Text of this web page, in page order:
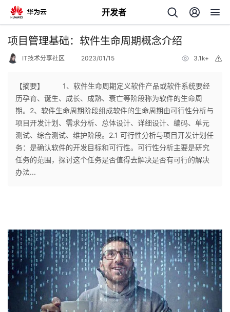
开发者
返
个
人
主
我
的
者
我
的
我
项目管理基础：软件生命周期概念介绍
IT技术分享社区 2023/01/15 3.1k+
【摘要】 ​ 1、软件生命周期定义软件产品或软件系统要经
历孕育、诞生、成长、成熟、衰亡等阶段称为软件的生命周
期。2、软件生命周期阶段组成软件的生命周期由可行性分析与
项目开发计划、需求分析、总体设计、详细设计、编码、单元
测试、综合测试、维护阶段。2.1 可行性分析与项目开发计划任
务：是确认软件的开发目标和可行性。可行性分析主要是研究
任务的范围，探讨这个任务是否值得去解决是否有可行的解决
办法...